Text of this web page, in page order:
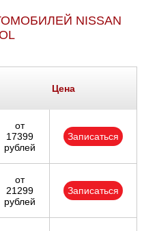
NISSAN
Цена
от
17399
рублей
Записаться
от
21299
рублей
Записаться